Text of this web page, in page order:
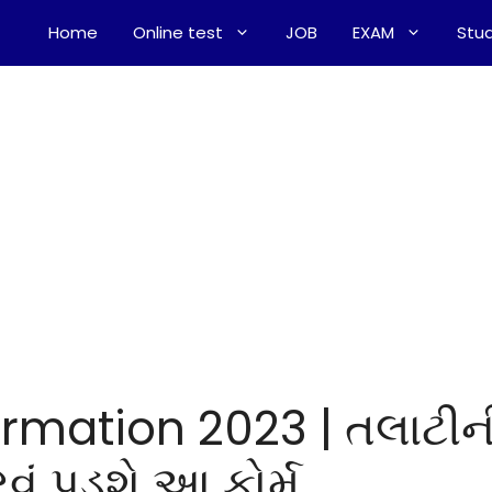
Home Online test JOB EXAM
2023 |